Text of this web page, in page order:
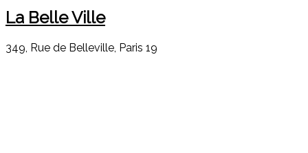
La Belle Ville
349, Rue de Belleville, Paris 19